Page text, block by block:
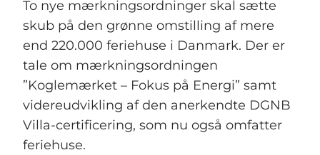
To nye mærkningsordninger skal sætte
skub på den grønne omstilling af mere
end 220.000 feriehuse i Danmark. Der er
tale om mærkningsordningen
”Koglemærket – Fokus på Energi” samt
videreudvikling af den anerkendte DGNB
Villa-certificering, som nu også omfatter
feriehuse.